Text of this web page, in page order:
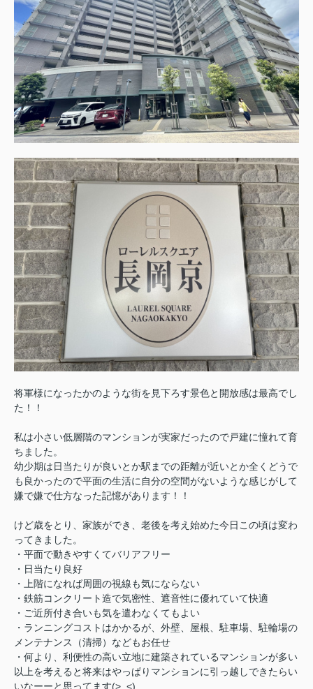
将軍様になったかのような街を見下ろす景色と開放感は最高でし
た！！
私は小さい低層階のマンションが実家だったので戸建に憧れて育
ちました。
幼少期は日当たりが良いとか駅までの距離が近いとか全くどうで
も良かったので平面の生活に自分の空間がないような感じがして
嫌で嫌で仕方なった記憶があります！！
けど歳をとり、家族ができ、老後を考え始めた今日この頃は変わ
ってきました。
・平面で動きやすくてバリアフリー
・日当たり良好
・上階になれば周囲の視線も気にならない
・鉄筋コンクリート造で気密性、遮音性に優れていて快適
・ご近所付き合いも気を遣わなくてもよい
・ランニングコストはかかるが、外壁、屋根、駐車場、駐輪場の
メンテナンス（清掃）などもお任せ
・何より、利便性の高い立地に建築されているマンションが多い
以上を考えると将来はやっぱりマンションに引っ越しできたらい
いなーーと思ってます(>_<)